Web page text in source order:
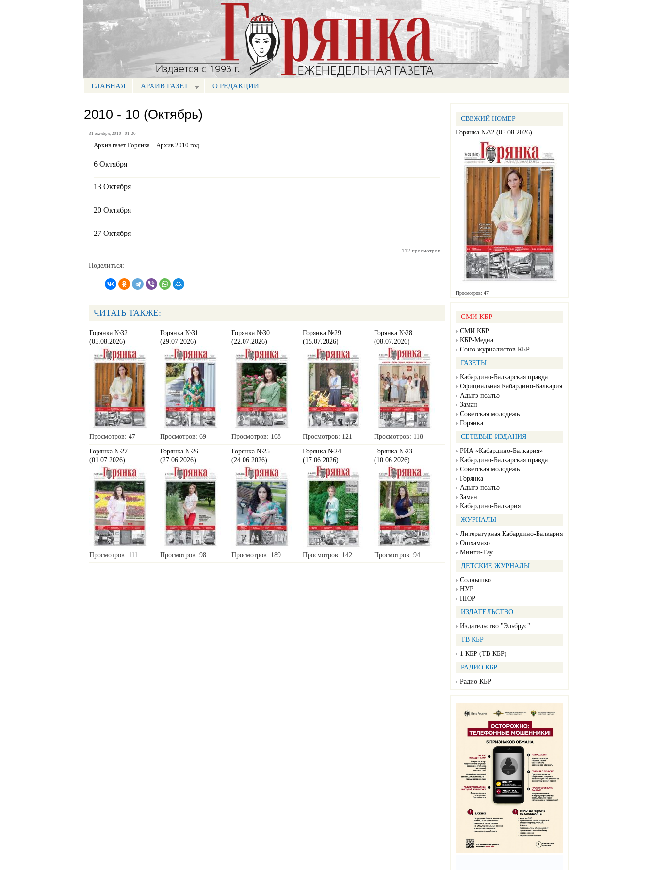
основному
содержанию
Портал СМИ КБР
МЕНЮ ГОРЯНКА
ГЛАВНАЯ АРХИВ ГАЗЕТ О РЕДАКЦИИ
СВЕЖИЙ НОМЕР
Горянка №32 (05.08.2026)
Просмотров: 47
СМИ КБР
СМИ КБР
КБР-Медиа
Союз журналистов КБР
ГАЗЕТЫ
Кабардино-Балкарская правда
Официальная Кабардино-Балкария
Адыгэ псалъэ
Заман
Советская молодежь
Горянка
СЕТЕВЫЕ ИЗДАНИЯ
РИА «Кабардино-Балкария»
Кабардино-Балкарская правда
Советская молодежь
Горянка
Адыгэ псалъэ
Заман
Кабардино-Балкария
ЖУРНАЛЫ
Литературная Кабардино-Балкария
Ошхамахо
Минги-Тау
ДЕТСКИЕ ЖУРНАЛЫ
Солнышко
НУР
НЮР
ИЗДАТЕЛЬСТВО
Издательство "Эльбрус"
ТВ КБР
1 КБР (ТВ КБР)
РАДИО КБР
Радио КБР
2010 - 10 (Октябрь)
31 октября, 2010 - 01:20
Архив газет Горянка Архив 2010 год
6 Октября
13 Октября
20 Октября
27 Октября
112 просмотров
Поделиться:
ЧИТАТЬ ТАКЖЕ:
Горянка №32
(05.08.2026)
Просмотров: 47
Горянка №31
(29.07.2026)
Просмотров: 69
Горянка №30
(22.07.2026)
Просмотров: 108
Горянка №29
(15.07.2026)
Просмотров: 121
Горянка №28
(08.07.2026)
Просмотров: 118
Горянка №27
(01.07.2026)
Просмотров: 111
Горянка №26
(27.06.2026)
Просмотров: 98
Горянка №25
(24.06.2026)
Просмотров: 189
Горянка №24
(17.06.2026)
Просмотров: 142
Горянка №23
(10.06.2026)
Просмотров: 94